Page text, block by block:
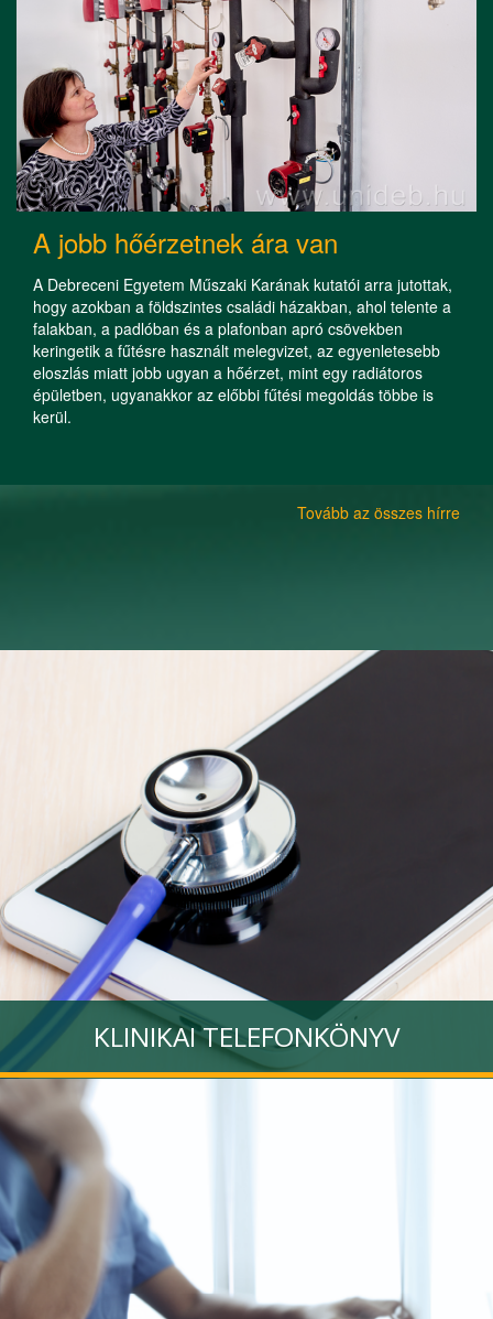
A jobb hőérzetnek ára van
A Debreceni Egyetem Műszaki Karának kutatói arra jutottak,
hogy azokban a földszintes családi házakban, ahol telente a
falakban, a padlóban és a plafonban apró csövekben
keringetik a fűtésre használt melegvizet, az egyenletesebb
eloszlás miatt jobb ugyan a hőérzet, mint egy radiátoros
épületben, ugyanakkor az előbbi fűtési megoldás többe is
kerül.
Tovább az összes hírre
KLINIKAI TELEFONKÖNYV
A Klinikai Központ munkatársaira épített összetett kereső
alkalmazás, mely a könnyű elérhetőséget támogatja